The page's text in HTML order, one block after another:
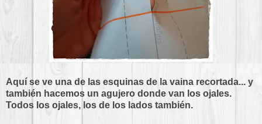
Aquí se ve una de las esquinas de la vaina recortada... y
también hacemos un agujero donde van los ojales.
Todos los ojales, los de los lados también.